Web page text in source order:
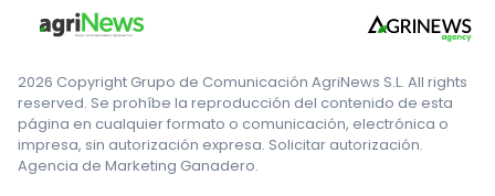
2026 Copyright Grupo de Comunicación AgriNews S.L. All rights
reserved. Se prohíbe la reproducción del contenido de esta
página en cualquier formato o comunicación, electrónica o
impresa, sin autorización expresa. Solicitar autorización.
Agencia de Marketing Ganadero.